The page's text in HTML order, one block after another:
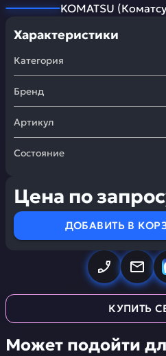
KOMATSU (
Характеристики
Категория
Бренд
Артикул
Состояние
Цена по
ДОБАВИТЬ В
КУПИТЬ
Может подойти